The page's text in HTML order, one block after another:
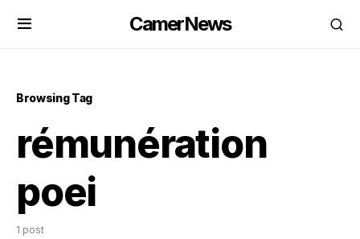
CamerNews
Browsing Tag
rémunération
poei
1 post